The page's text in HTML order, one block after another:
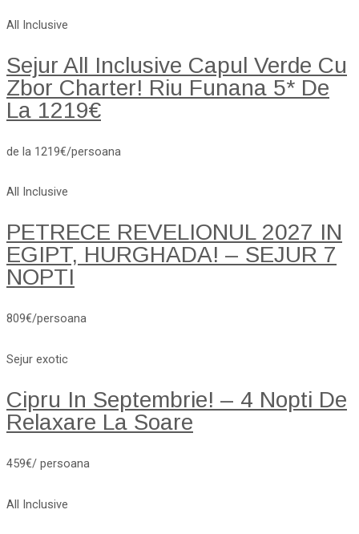
All Inclusive
Sejur All Inclusive Capul Verde Cu
Zbor Charter! Riu Funana 5* De
La 1219€
de la 1219€/persoana
All Inclusive
PETRECE REVELIONUL 2027 IN
EGIPT, HURGHADA! – SEJUR 7
NOPTI
809€/persoana
Sejur exotic
Cipru In Septembrie! – 4 Nopti De
Relaxare La Soare
459€/ persoana
All Inclusive